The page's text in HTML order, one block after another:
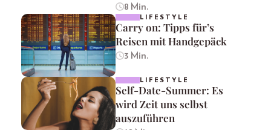
8 Min.
LIFESTYLE
Carry on: Tipps für’s
Reisen mit Handgepäck
3 Min.
LIFESTYLE
Self-Date-Summer: Es
wird Zeit uns selbst
auszuführen